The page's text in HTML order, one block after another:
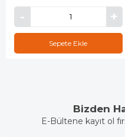
Sepete Ekle
Bizden
E-Bültene kayıt ol